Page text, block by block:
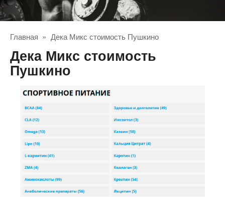
Главная » Дека Микс стоимость Пушкино
Дека Микс стоимость
Пушкино